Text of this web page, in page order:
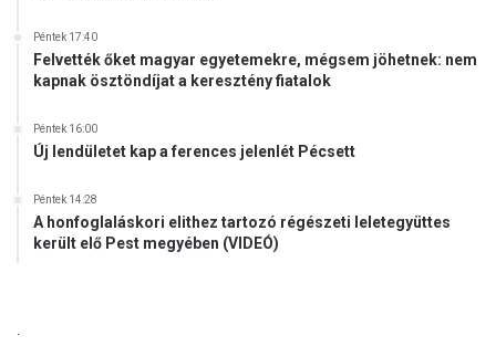
Péntek 17:40
Felvették őket magyar egyetemekre, mégsem jöhetnek: nem
kapnak ösztöndíjat a keresztény fiatalok
Péntek 16:00
Új lendületet kap a ferences jelenlét Pécsett
Péntek 14:28
A honfoglaláskori elithez tartozó régészeti leletegyüttes
került elő Pest megyében (VIDEÓ)
.